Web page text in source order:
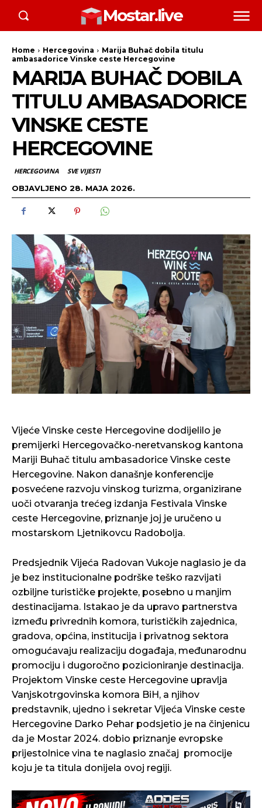
Mostar.live
Home Hercegovina
Marija Buhač dobila titulu
ambasadorice Vinske ceste Hercegovine
MARIJA BUHAČ DOBILA
TITULU AMBASADORICE
VINSKE CESTE
HERCEGOVINE
HERCEGOVINA SVE VIJESTI
OBJAVLJENO 28. MAJA 2026.
Vijeće Vinske ceste Hercegovine dodijelilo je
premijerki Hercegovačko-neretvanskog kantona
Mariji Buhač titulu ambasadorice Vinske ceste
Hercegovine. Nakon današnje konferencije
posvećene razvoju vinskog turizma, organizirane
uoči otvaranja trećeg izdanja Festivala Vinske
ceste Hercegovine, priznanje joj je uručeno u
mostarskom Ljetnikovcu Radobolja.
Predsjednik Vijeća Radovan Vukoje naglasio je da
je bez institucionalne podrške teško razvijati
ozbiljne turističke projekte, posebno u manjim
destinacijama. Istakao je da upravo partnerstva
između privrednih komora, turističkih zajednica,
gradova, općina, institucija i privatnog sektora
omogućavaju realizaciju događaja, međunarodnu
promociju i dugoročno pozicioniranje destinacija.
Projektom Vinske ceste Hercegovine upravlja
Vanjskotrgovinska komora BiH, a njihov
predstavnik, ujedno i sekretar Vijeća Vinske ceste
Hercegovine Darko Pehar podsjetio je na činjenicu
da je Mostar 2024. dobio priznanje evropske
prijestolnice vina te naglasio značaj promocije
koju je ta titula donijela ovoj regiji.